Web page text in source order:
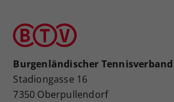
Burgenländischer Tennisverband
Stadiongasse 16
7350 Oberpullendorf